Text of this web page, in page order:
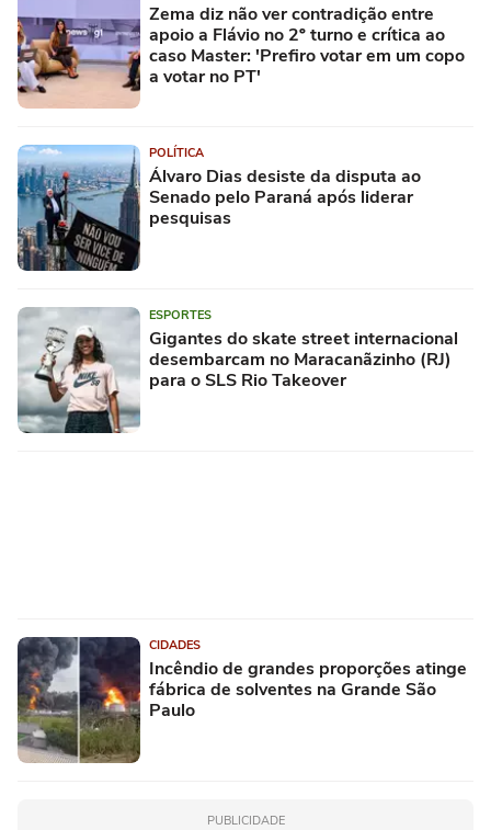
Zema diz não ver contradição entre
apoio a Flávio no 2º turno e crítica ao
caso Master: 'Prefiro votar em um copo
a votar no PT'
POLÍTICA
Álvaro Dias desiste da disputa ao
Senado pelo Paraná após liderar
pesquisas
ESPORTES
Gigantes do skate street internacional
desembarcam no Maracanãzinho (RJ)
para o SLS Rio Takeover
CIDADES
Incêndio de grandes proporções atinge
fábrica de solventes na Grande São
Paulo
PUBLICIDADE